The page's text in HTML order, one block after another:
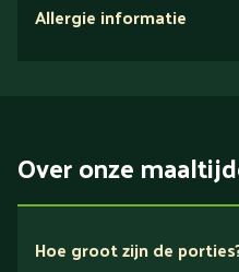
Allergie informatie
Over onze
Hoe groot zijn de